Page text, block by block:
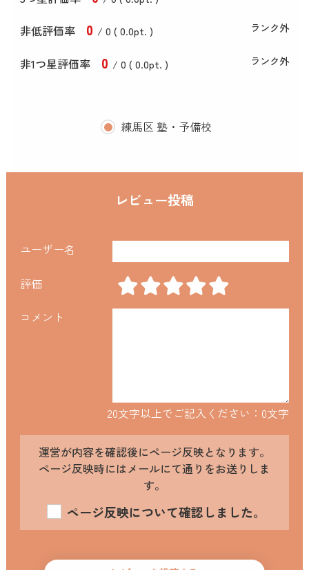
非低評価率 0 / 0 ( 0.0pt. ) ランク外
非1つ星評価率 0 / 0 ( 0.0pt. ) ランク外
練馬区 塾・予備校
レビュー投稿
ユーザー名
評価
コメント
20文字以上でご記入ください： 0文字
運営が内容を確認後にページ反映となります。
ページ反映時にはメールにて通りをお送りしま
す。
ページ反映について確認しました。